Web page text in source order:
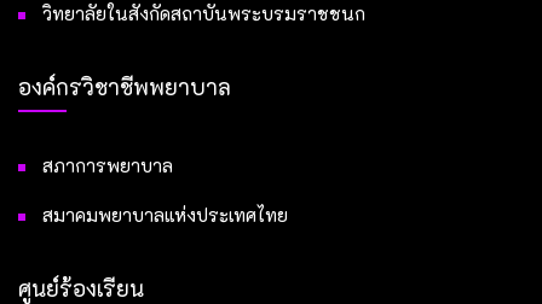
วิทยาลัยในสังกัดสถาบันพระบรมราชชนก
องค์กรวิชาชีพพยาบาล
สภาการพยาบาล
สมาคมพยาบาลแห่งประเทศไทย
ศูนย์ร้องเรียน